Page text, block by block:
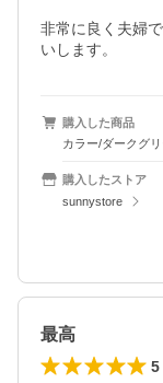
非常に良く夫婦
いします。
購入した商品
カラー/ダークグ
購入したストア
sunnystore
最高
5